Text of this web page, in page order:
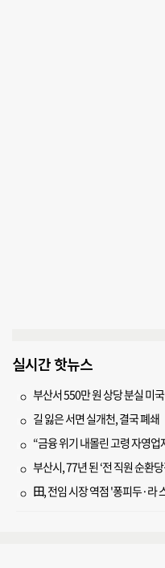
실시간 핫뉴스
부산서 550만 원 상당 분실 미
길 잃은 서면 실개천, 결국 폐쇄
“금융 위기 내몰린 고령 자영업
부산시, 77년 된 ‘전 직원 순환
田, 전임 시장 역점 '퐁피두·라